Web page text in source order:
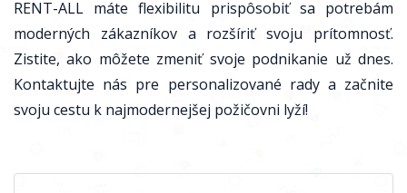
RENT-ALL máte flexibilitu prispôsobiť sa potrebám
moderných zákazníkov a rozšíriť svoju prítomnosť.
Zistite, ako môžete zmeniť svoje podnikanie už dnes.
Kontaktujte nás pre personalizované rady a začnite
svoju cestu k najmodernejšej požičovni lyží!